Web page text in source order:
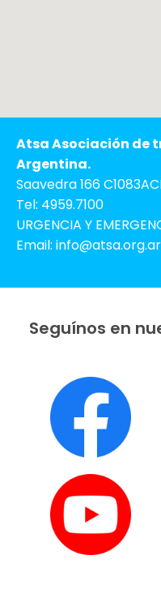
Atsa Asociación de
Argentina.
Saavedra 166
Tel: 4959.7100
URGENCIA Y
Email: info@atsa.org.ar
Seguínos en